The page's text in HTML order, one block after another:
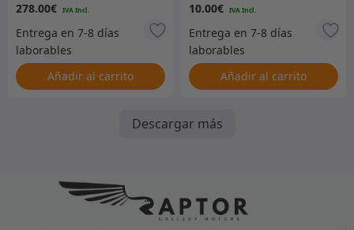
SWB de 88 pulgadas
hasta el 80 de julio – RHD
– GB5610
278.00€
Añadir al carrito
10.00€
Añadir al carrito
Descargar más